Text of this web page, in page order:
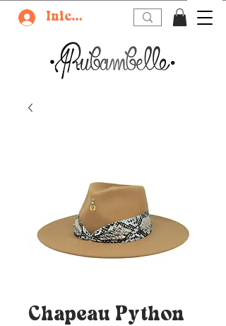
Iniciar sesión
Chapeau Python